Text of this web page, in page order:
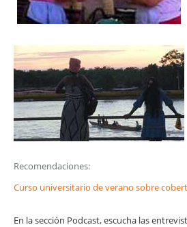
Recomendaciones:
Curso universitario de verano sobre
En la sección Podcast, escucha las